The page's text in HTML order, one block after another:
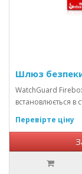
Шлюз
WatchGuard
встановлюється в
Перевірте ціну